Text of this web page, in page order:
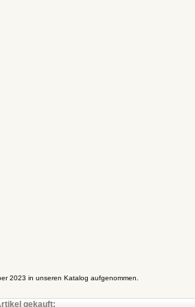
2023 in unseren Katalog aufgenommen.
gekauft: